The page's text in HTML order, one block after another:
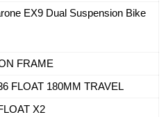
EX9 Dual Suspension Bike
FRAME
FLOAT 180MM TRAVEL
X2